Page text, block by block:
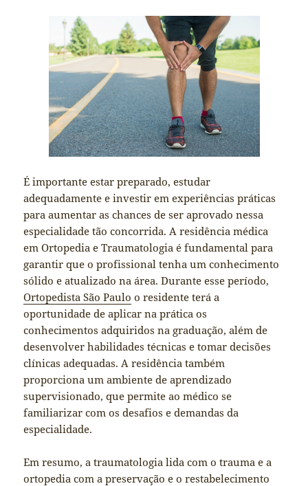
É importante estar preparado, estudar
adequadamente e investir em experiências práticas
para aumentar as chances de ser aprovado nessa
especialidade tão concorrida. A residência médica
em Ortopedia e Traumatologia é fundamental para
garantir que o profissional tenha um conhecimento
sólido e atualizado na área. Durante esse período,
Ortopedista São Paulo o residente terá a
oportunidade de aplicar na prática os
conhecimentos adquiridos na graduação, além de
desenvolver habilidades técnicas e tomar decisões
clínicas adequadas. A residência também
proporciona um ambiente de aprendizado
supervisionado, que permite ao médico se
familiarizar com os desafios e demandas da
especialidade.
Em resumo, a traumatologia lida com o trauma e a
ortopedia com a preservação e o restabelecimento